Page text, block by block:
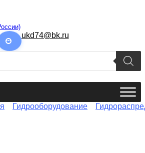
ukd74@bk.ru
Гидрооборудование